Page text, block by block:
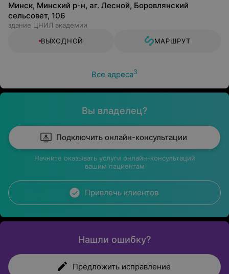
Минск, Минский р-н, аг. Лесной, Боровлянский
сельсовет, 106
здание ЦНИЛ академии
ВЫХОДНОЙ
МАРШРУТ
Все адреса3
Вы владелец?
Подключить онлайн-консультации
Начните оказывать услуги онлайн-консультаций
вашим пациентам
Привлечь клиентов
Нашли ошибку?
Предложить исправление